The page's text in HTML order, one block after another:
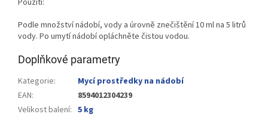
Podle množství nádobí, vody a úrovně znečištění 10 ml na 5 litrů
vody. Po umytí nádobí opláchněte čistou vodou.
Doplňkové parametry
Kategorie:
Mycí prostředky na nádobí
EAN:
8594012304239
Velikost balení: 5 kg